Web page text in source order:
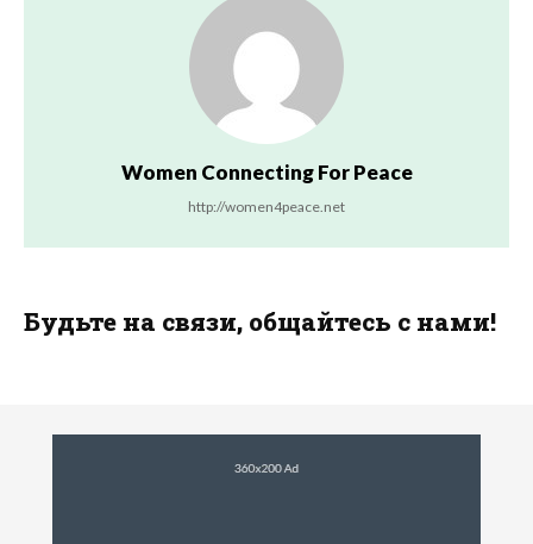
Women Connecting For Peace
http://women4peace.net
Будьте на связи, общайтесь с нами!